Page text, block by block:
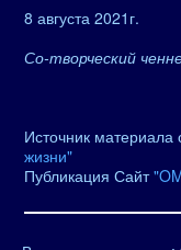
8 августа 2021г.
Со-творческий
Источник материала
жизни"
Публикация Сайт